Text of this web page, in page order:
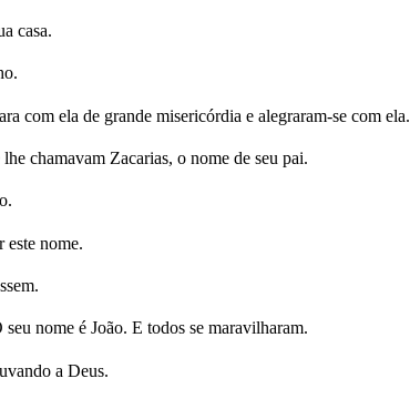
casa.
com ela de grande misericórdia e alegraram-se com ela.
chamavam Zacarias, o nome de seu pai.
este nome.
nome é João. E todos se maravilharam.
a Deus.